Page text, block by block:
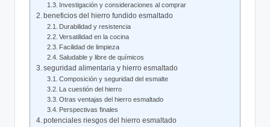
Investigación y consideraciones al comprar
beneficios⁣ del hierro fundido ‍esmaltado
Durabilidad y resistencia
Versatilidad en la cocina
Facilidad de limpieza
Saludable y libre de químicos
seguridad alimentaria y​ hierro esmaltado
Composición ⁢y seguridad del ‌esmalte
La cuestión del hierro
Otras ventajas del hierro ⁣esmaltado
Perspectivas finales
potenciales riesgos del hierro esmaltado